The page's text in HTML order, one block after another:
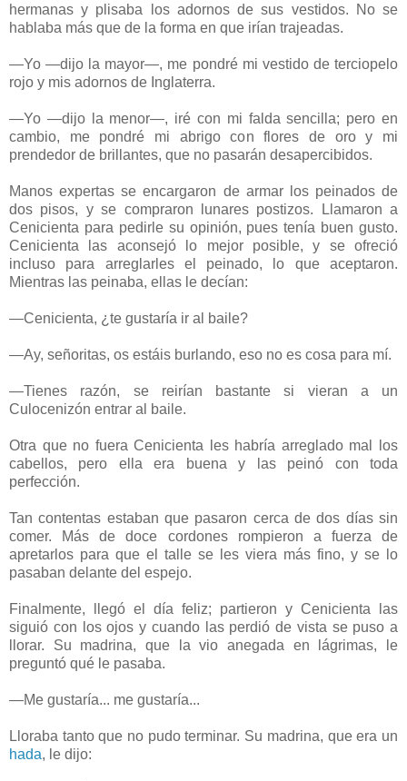
hermanas y plisaba los adornos de sus vestidos. No se
hablaba más que de la forma en que irían trajeadas.
—Yo —dijo la mayor—, me pondré mi vestido de terciopelo
rojo y mis adornos de Inglaterra.
—Yo —dijo la menor—, iré con mi falda sencilla; pero en
cambio, me pondré mi abrigo con flores de oro y mi
prendedor de brillantes, que no pasarán desapercibidos.
Manos expertas se encargaron de armar los peinados de
dos pisos, y se compraron lunares postizos. Llamaron a
Cenicienta para pedirle su opinión, pues tenía buen gusto.
Cenicienta las aconsejó lo mejor posible, y se ofreció
incluso para arreglarles el peinado, lo que aceptaron.
Mientras las peinaba, ellas le decían:
—Cenicienta, ¿te gustaría ir al baile?
—Ay, señoritas, os estáis burlando, eso no es cosa para mí.
—Tienes razón, se reirían bastante si vieran a un
Culocenizón entrar al baile.
Otra que no fuera Cenicienta les habría arreglado mal los
cabellos, pero ella era buena y las peinó con toda
perfección.
Tan contentas estaban que pasaron cerca de dos días sin
comer. Más de doce cordones rompieron a fuerza de
apretarlos para que el talle se les viera más fino, y se lo
pasaban delante del espejo.
Finalmente, llegó el día feliz; partieron y Cenicienta las
siguió con los ojos y cuando las perdió de vista se puso a
llorar. Su madrina, que la vio anegada en lágrimas, le
preguntó qué le pasaba.
—Me gustaría... me gustaría...
Lloraba tanto que no pudo terminar. Su madrina, que era un
hada, le dijo: